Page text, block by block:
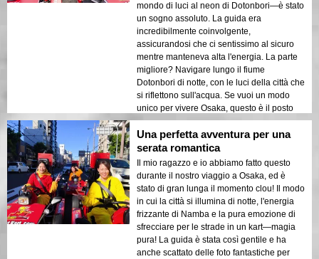
mondo di luci al neon di Dotonbori—è stato
un sogno assoluto. La guida era
incredibilmente coinvolgente,
assicurandosi che ci sentissimo al sicuro
mentre manteneva alta l'energia. La parte
migliore? Navigare lungo il fiume
Dotonbori di notte, con le luci della città che
si riflettono sull'acqua. Se vuoi un modo
unico per vivere Osaka, questo è il posto
giusto!
Una perfetta avventura per una
serata romantica
Il mio ragazzo e io abbiamo fatto questo
durante il nostro viaggio a Osaka, ed è
stato di gran lunga il momento clou! Il modo
in cui la città si illumina di notte, l'energia
frizzante di Namba e la pura emozione di
sfrecciare per le strade in un kart—magia
pura! La guida è stata così gentile e ha
anche scattato delle foto fantastiche per